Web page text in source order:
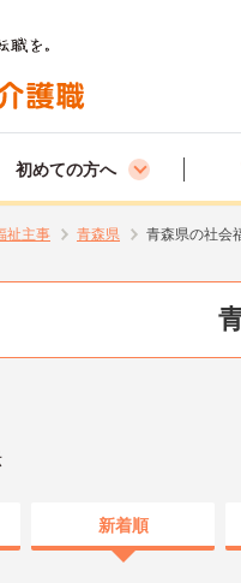
初めての方へ
祉主事 青森県 青森県の社会
新着順